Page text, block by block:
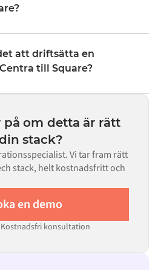
Alumios
som varje system förväntar
du integrationen via ett visuellt
egen kod, inklusive
där konfigurationen inte
att driftsätta en
till Square?
i datamappningen, antalet
interna granskningsprocess.
kopplingar tillgängliga i
avsevärt minskar
på om detta är rätt
stack?
Vi tar fram rätt
stack, helt kostnadsfritt och
en demo
konsultation